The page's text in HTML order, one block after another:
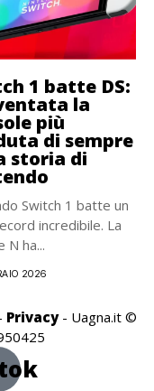
1 batte DS:
la
più
di sempre
storia di
Switch 1 batte un
incredibile. La
N ha...
2026
Privacy- Uagna.it ©